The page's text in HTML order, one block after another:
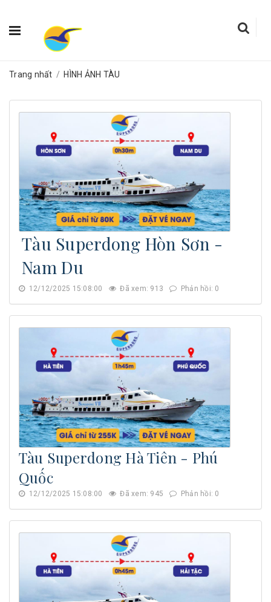
Trang nhất / HÌNH ẢNH TÀU
Tàu Superdong Hòn Sơn -
Nam Du
12/12/2025 15:08:00 Đã xem: 913 Phản hồi: 0
Tàu Superdong Hà Tiên - Phú
Quốc
12/12/2025 15:08:00 Đã xem: 945 Phản hồi: 0